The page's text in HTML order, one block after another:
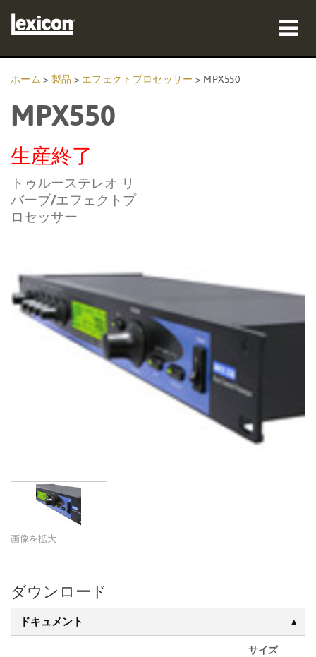
購入先
トレーニング
言語/地域
ホーム > 製品 > エフェクトプロセッサー > MPX550
MPX550
生産終了
トゥルーステレオ リ
バーブ/エフェクトプ
ロセッサー
画像を拡大
ダウンロード
ドキュメント
サイズ